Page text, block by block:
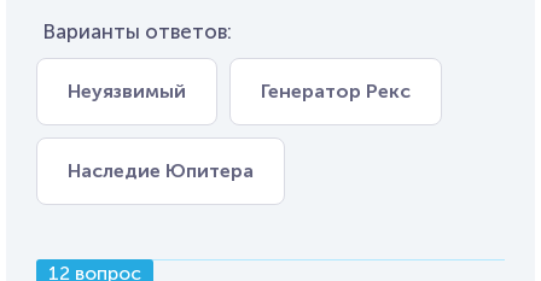
Варианты ответов:
Неуязвимый Генератор Рекс
Наследие Юпитера
12 вопрос